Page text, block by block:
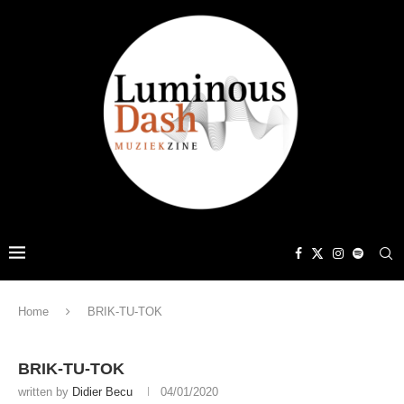
Home BRIK-TU-TOK
BRIK-TU-TOK
written by Didier Becu 04/01/2020